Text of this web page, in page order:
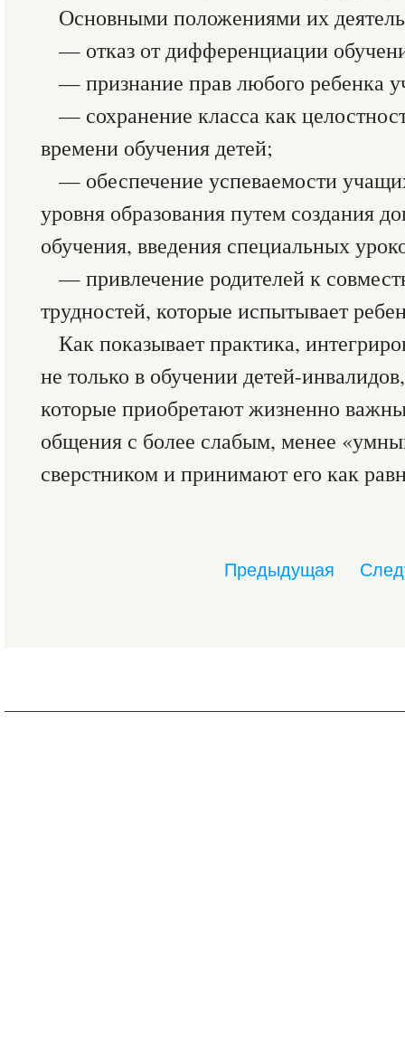
Основными положениями их
— отказ от дифференциации
— признание прав любого ребенка
— сохранение класса как
времени обучения детей;
— обеспечение успеваемости
уровня образования путем создания
обучения, введения специальных
— привлечение родителей к
трудностей, которые испытывает
Как показывает практика,
не только в обучении детей-
которые приобретают жизненно
общения с более слабым, менее
сверстником и принимают его как
Предыдущая